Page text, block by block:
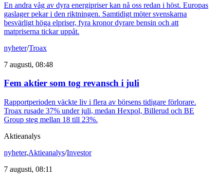
En andra våg av dyra energipriser kan nå oss redan i höst. Europas
gaslager pekar i den riktningen. Samtidigt möter svenskarna
besvärligt höga elpriser, fyra kronor dyrare bensin och att
matpriserna tickar uppåt.
nyheter/Troax
7 augusti, 08:48
Fem aktier som tog revansch i juli
Rapportperioden väckte liv i flera av börsens tidigare förlorare.
Troax rusade 37% under juli, medan Hexpol, Billerud och BE
Group steg mellan 18 till 23%.
Aktieanalys
nyheter,Aktieanalys/Investor
7 augusti, 08:11